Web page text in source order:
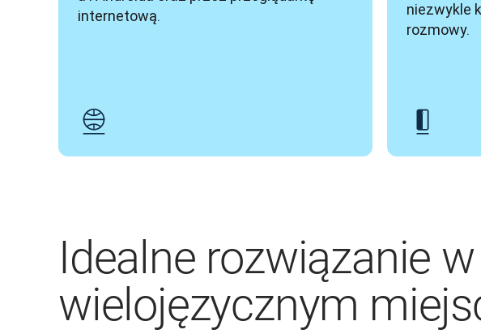
internetową.
niezwykle
rozmowy.
Idealne rozwiązanie w
wielojęzycznym